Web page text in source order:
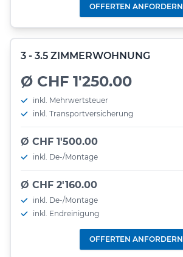
OFFERTEN ANFORDERN
3 - 3.5 ZIMMERWOHNUNG
Ø CHF 1'250.00
inkl. Mehrwertsteuer
inkl. Transportversicherung
Ø CHF 1'500.00
inkl. De-/Montage
Ø CHF 2'160.00
inkl. De-/Montage
inkl. Endreinigung
OFFERTEN ANFORDERN